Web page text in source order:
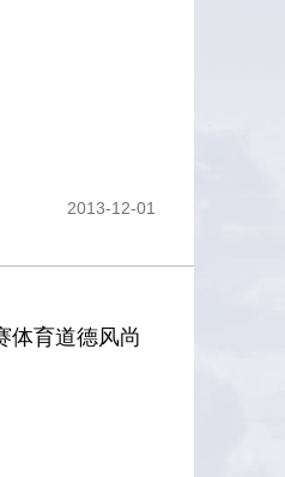
2013-12-01
体育道德风尚